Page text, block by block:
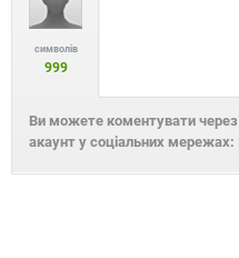
символів
999
Ви можете коментувати через
акаунт у соціальних мережах: